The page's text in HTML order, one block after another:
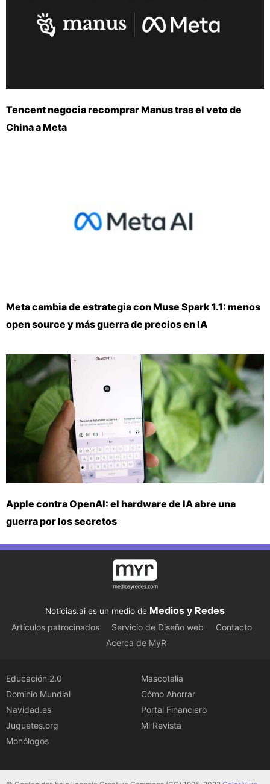
Tencent negocia recomprar Manus tras el veto de
China a Meta
Meta cambia de estrategia con Muse Spark 1.1: menos
open source y más guerra de precios en IA
Apple contra OpenAI: el hardware de IA abre una
guerra por los secretos
Noticias.ai es un medio de Medios y Redes
Artículos patrocinados Servicio de Diseño web
Contacto
Acerca de MyR
Educación 2.0
Dominio Mundial
Navidad.es
Juguetes.org
Monólogos
Mascotalia
Cómo Ahorrar
Portal Financiero
Mi Revista